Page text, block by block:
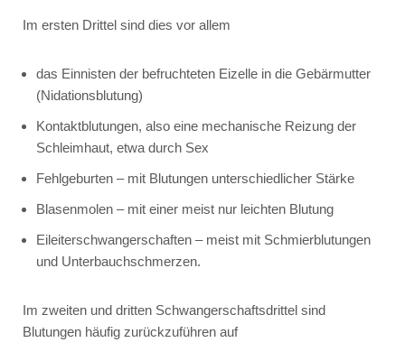
Im ersten Drittel sind dies vor allem
das Einnisten der befruchteten Eizelle in die Gebärmutter
(Nidationsblutung)
Kontaktblutungen, also eine mechanische Reizung der
Schleimhaut, etwa durch Sex
Fehlgeburten – mit Blutungen unterschiedlicher Stärke
Blasenmolen – mit einer meist nur leichten Blutung
Eileiterschwangerschaften – meist mit Schmierblutungen
und Unterbauchschmerzen.
Im zweiten und dritten Schwangerschaftsdrittel sind
Blutungen häufig zurückzuführen auf